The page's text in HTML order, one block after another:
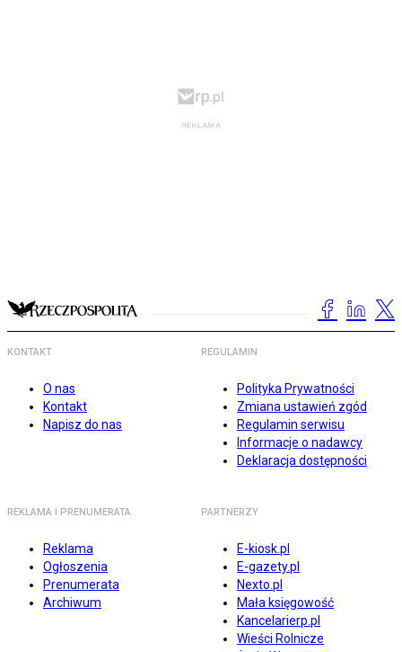
KONTAKT
O nas
Kontakt
Napisz do nas
REGULAMIN
Polityka Prywatności
Zmiana ustawień zgód
Regulamin serwisu
Informacje o nadawcy
Deklaracja dostępności
REKLAMA I PRENUMERATA
Reklama
Ogłoszenia
Prenumerata
Archiwum
PARTNERZY
E-kiosk.pl
E-gazety.pl
Nexto.pl
Mała księgowość
Kancelarierp.pl
Wieści Rolnicze